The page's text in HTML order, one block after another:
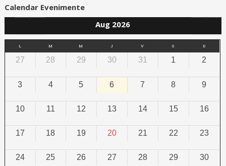
Calendar Evenimente
Aug 2026
L M M J V S D
27 28 29 30 31 1 2
3 4 5 6 7 8 9
10 11 12 13 14 15 16
17 18 19 20 21 22 23
24 25 26 27 28 29 30